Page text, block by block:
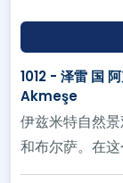
1012 - 泽雷 国
Akmeşe
伊兹米特自然
和布尔萨。在
情享受新鲜空气